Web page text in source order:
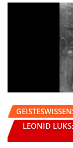
LEONID